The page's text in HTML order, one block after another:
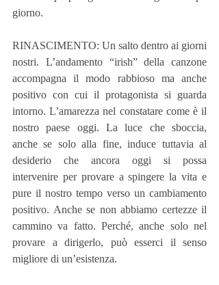
giorno.
RINASCIMENTO: Un salto dentro ai giorni
nostri. L’andamento “irish” della canzone
accompagna il modo rabbioso ma anche
positivo con cui il protagonista si guarda
intorno. L’amarezza nel constatare come è il
nostro paese oggi. La luce che sboccia,
anche se solo alla fine, induce tuttavia al
desiderio che ancora oggi si possa
intervenire per provare a spingere la vita e
pure il nostro tempo verso un cambiamento
positivo. Anche se non abbiamo certezze il
cammino va fatto. Perché, anche solo nel
provare a dirigerlo, può esserci il senso
migliore di un’esistenza.